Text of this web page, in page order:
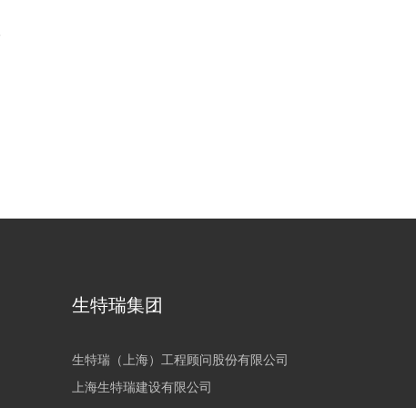
生特瑞集团
生特瑞（上海）工程顾问股份有限公司
上海生特瑞建设有限公司